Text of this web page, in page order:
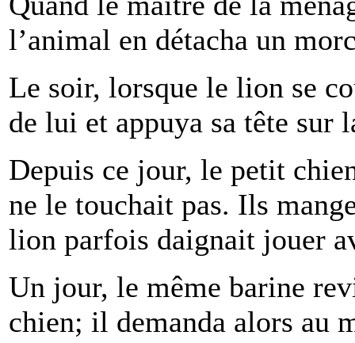
l’animal en détacha un
Le soir, lorsque le lion se
de lui et appuya sa tête sur
Depuis ce jour, le petit
ne le touchait pas. Ils
lion parfois daignait jouer
Un jour, le même barine
chien; il demanda alors au